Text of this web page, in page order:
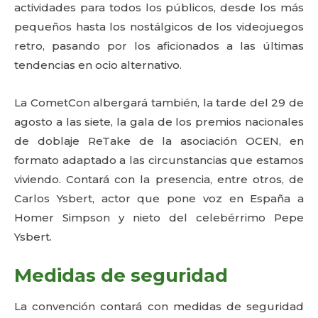
actividades para todos los públicos, desde los más
pequeños hasta los nostálgicos de los videojuegos
retro, pasando por los aficionados a las últimas
tendencias en ocio alternativo.
La CometCon albergará también, la tarde del 29 de
agosto a las siete, la gala de los premios nacionales
de doblaje ReTake de la asociación OCEN, en
formato adaptado a las circunstancias que estamos
viviendo. Contará con la presencia, entre otros, de
Carlos Ysbert, actor que pone voz en España a
Homer Simpson y nieto del celebérrimo Pepe
Ysbert.
Medidas de seguridad
La convención contará con medidas de seguridad